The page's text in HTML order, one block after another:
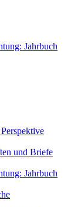
Jahrbuch
und Briefe
Jahrbuch